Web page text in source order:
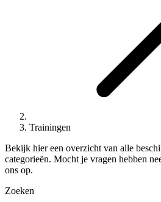
Trainingen
Bekijk hier een overzicht van alle
categorieën. Mocht je vragen hebben
ons op.
Zoeken